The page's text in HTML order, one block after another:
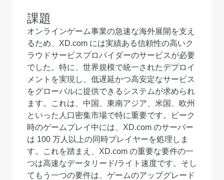
課題
オンラインゲーム事業の急速な海外展開を支え
るため、XD.com には実績ある信頼性の高いク
ラウドサービスプロバイダーのサービスが必要
でした。特に、世界規模で統一されたデプロイ
メントを実現し、低遅延かつ高安定なサービス
をグローバルに提供できるシステムが求められ
ます。これは、中国、東南アジア、米国、欧州
といった人口密集市場で特に重要です。ピーク
時のゲームプレイ中には、XD.com のサーバー
は 100 万人以上の同時プレイヤーを処理しま
す。これを踏まえ、XD.com の重要な要件の一
つは高速なデータリード/ライト速度です。そし
てもう一つの要件は、ゲームのアップグレード